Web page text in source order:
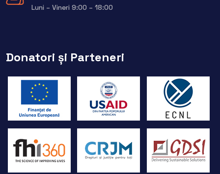
Luni – Vineri 9:00 – 18:00
Donatori și Parteneri